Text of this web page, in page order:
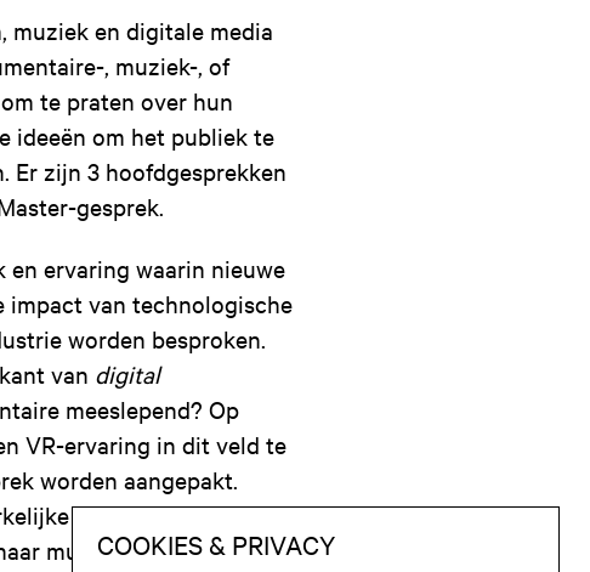
muziek en digitale media
, muziek-, of
te praten over hun
ideeën om het publiek te
Er zijn 3 hoofdgesprekken
gesprek.
en ervaring waarin nieuwe
impact van technologische
worden besproken.
van digital
meeslepend? Op
VR-ervaring in dit veld te
worden aangepakt.
carrière op het
muziekdocumentaires